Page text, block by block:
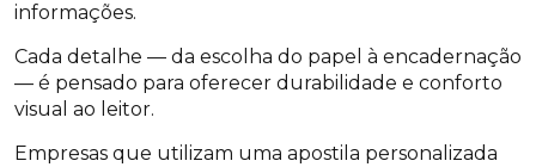
informações.
Cada detalhe — da escolha do papel à encadernação
— é pensado para oferecer durabilidade e conforto
visual ao leitor.
Empresas que utilizam uma apostila personalizada